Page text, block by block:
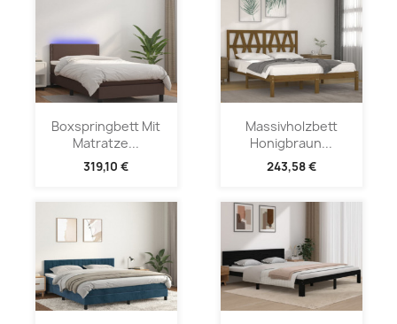
Boxspringbett Mit
Matratze...
319,10 €
Massivholzbett
Honigbraun...
243,58 €